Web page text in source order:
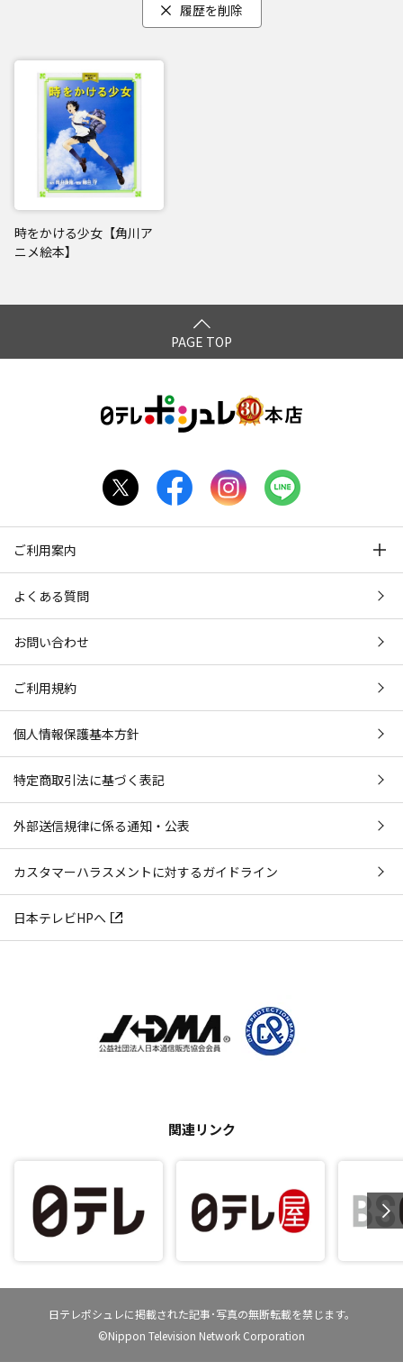
履歴を削除
時をかける少女【角川ア
ニメ絵本】
PAGE TOP
ご利用案内
よくある質問
お問い合わせ
ご利用規約
個人情報保護基本方針
特定商取引法に基づく表記
外部送信規律に係る通知・公表
カスタマーハラスメントに対するガイドライン
日本テレビHPへ
関連リンク
日テレポシュレに掲載された記事･写真の無断転載を禁じます。
©Nippon Television Network Corporation